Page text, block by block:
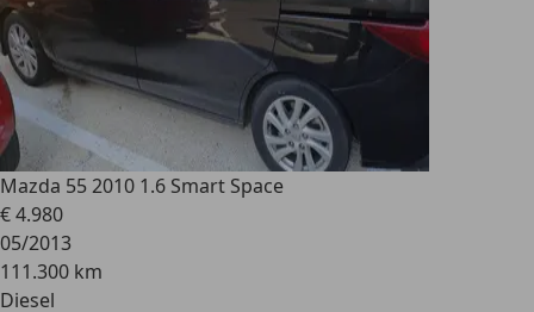
Mazda 55 2010 1.6 Smart Space
€ 4.980
05/2013
111.300 km
Diesel